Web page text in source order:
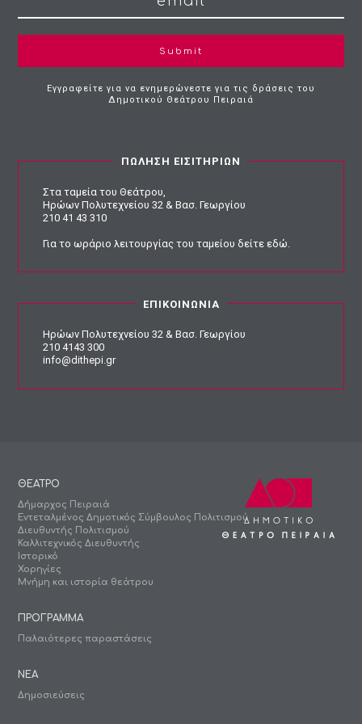
Submit
Εγγραφείτε για να ενημερώνεστε για τις δράσεις του
Δημοτικού Θεάτρου Πειραιά
ΠΩΛΗΣΗ ΕΙΣΙΤΗΡΙΩΝ
Στα ταμεία του Θεάτρου,
Ηρώων Πολυτεχνείου 32 & Βασ. Γεωργίου
210 41 43 310
Για το ωράριο λειτουργίας του ταμείουδείτε εδώ
ΕΠΙΚΟΙΝΩΝΙΑ
Ηρώων Πολυτεχνείου 32 & Βασ. Γεωργίου
210 4143 300
info@dithepi.gr
ΘΕΑΤΡΟ
Δήμαρχος Πειραιά
Εντεταλμένος Δημοτικός Σύμβουλος Πολιτισμού
Διευθυντής Πολιτισμού
Καλλιτεχνικός Διευθυντής
Ιστορικό
Χορηγίες
Μνήμη και ιστορία θεάτρου
ΠΡΟΓΡΑΜΜΑ
Παλαιότερες παραστάσεις
ΝΕΑ
Δημοσιεύσεις